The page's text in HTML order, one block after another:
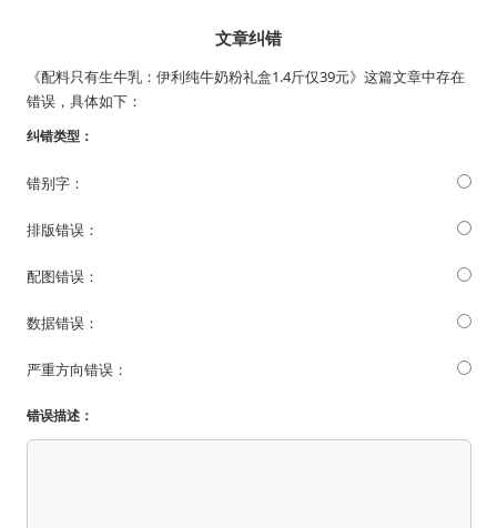
文章纠错
《配料只有生牛乳：伊利纯牛奶粉礼盒1.4斤仅39元》这篇文章中存在
错误，具体如下：
纠错类型：
错别字：
排版错误：
配图错误：
数据错误：
严重方向错误：
错误描述：